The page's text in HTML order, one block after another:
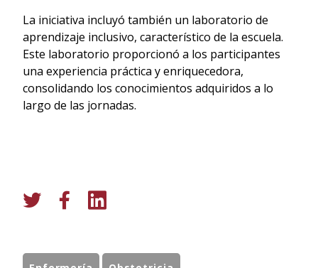
La iniciativa incluyó también un laboratorio de
aprendizaje inclusivo, característico de la escuela.
Este laboratorio proporcionó a los participantes
una experiencia práctica y enriquecedora,
consolidando los conocimientos adquiridos a lo
largo de las jornadas.